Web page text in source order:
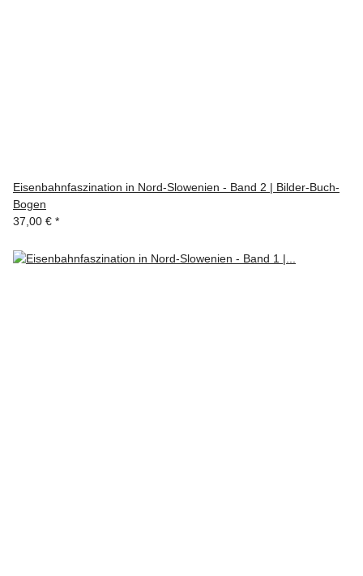
Eisenbahnfaszination in Nord-Slowenien - Band 2 | Bilder-Buch-
Bogen
37,00 € *